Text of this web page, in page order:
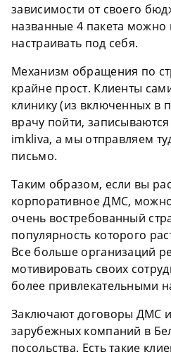
зависимости от своего
названные 4 пакета можно
настраивать под себя.
Механизм обращения по
крайне прост. Клиенты
клинику (из включенных в
врачу пойти,
imkliva, а мы отправляем
письмо.
Таким образом, если вы
корпоративное ДМС, можно
очень востребованный
популярность которого
Все больше организаций
мотивировать своих
более привлекательными
Заключают договоры ДМС и
зарубежных компаний в
посольства. Есть такие